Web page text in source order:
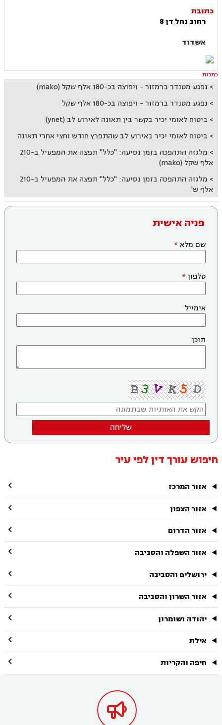
כתובת
רחוב נחל דן 8
אשדוד
כתבות
נפגע מטנדר ברמזור - ויפוצה בכ-180 אלף שקל (mako)
נפגע מטנדר ברמזור - ויפוצה בכ-180 אלף שקל
ביטוח לאומי יכיר בקשר בין תאונה לאירוע לב (ynet)
ביטוח לאומי יכיר באירוע לב שהתפרץ חודש וחצי אחרי תאונה
מלגזה התהפכה בזמן נסיעה: "כלל" תפצה את המפעיל ב-210
אלף שקל (mako)
מלגזה התהפכה בזמן נסיעה: "כלל" תפצה את המפעיל ב-210
אלף ש'
פניה אישית
שם מלא
טלפון
אימייל
תוכן
שליחה
חיפוש עורך דין לפי עיר
אזור המרכז 
אזור הצפון 
אזור הדרום 
אזור השפלה והסביבה 
ירושלים והסביבה 
אזור השרון והסביבה 
יהודה ושומרון 
אילת 
חיפה והקריות 
